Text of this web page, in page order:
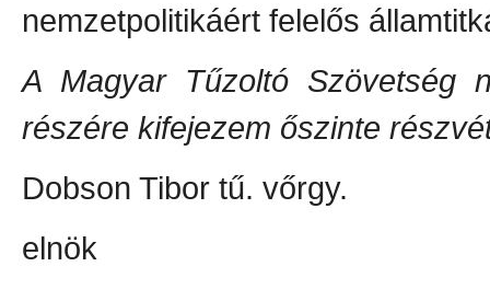
nemzetpolitikáért felelős
A Magyar Tűzoltó Szövetség
részére kifejezem őszinte
Dobson Tibor tű. vőrgy.
elnök